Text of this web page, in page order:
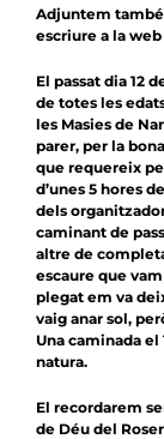
Adjuntem
escriure a la
El passat dia 12
de totes les
les Masies de
parer, per la
que requereix
d’unes 5 hores
dels
caminant de
altre de
escaure que
plegat em va
vaig anar sol,
Una caminada
natura.
El recordarem
de Déu del